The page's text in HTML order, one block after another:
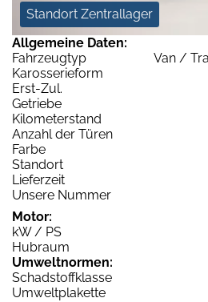
Standort Zentrallager
Allgemeine Daten:
Fahrzeugtyp
Van /
Karosserieform
Erst-Zul.
Getriebe
Kilometerstand
Anzahl der Türen
Farbe
Standort
Lieferzeit
Unsere Nummer
Motor:
kW / PS
Hubraum
Umweltnormen:
Schadstoffklasse
Umweltplakette